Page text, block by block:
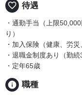
favorite_border 待遇
・通勤手当（上限
り）
・加入保険（健康、労災
・退職金制度あり（勤続
・定年65歳
info 職種